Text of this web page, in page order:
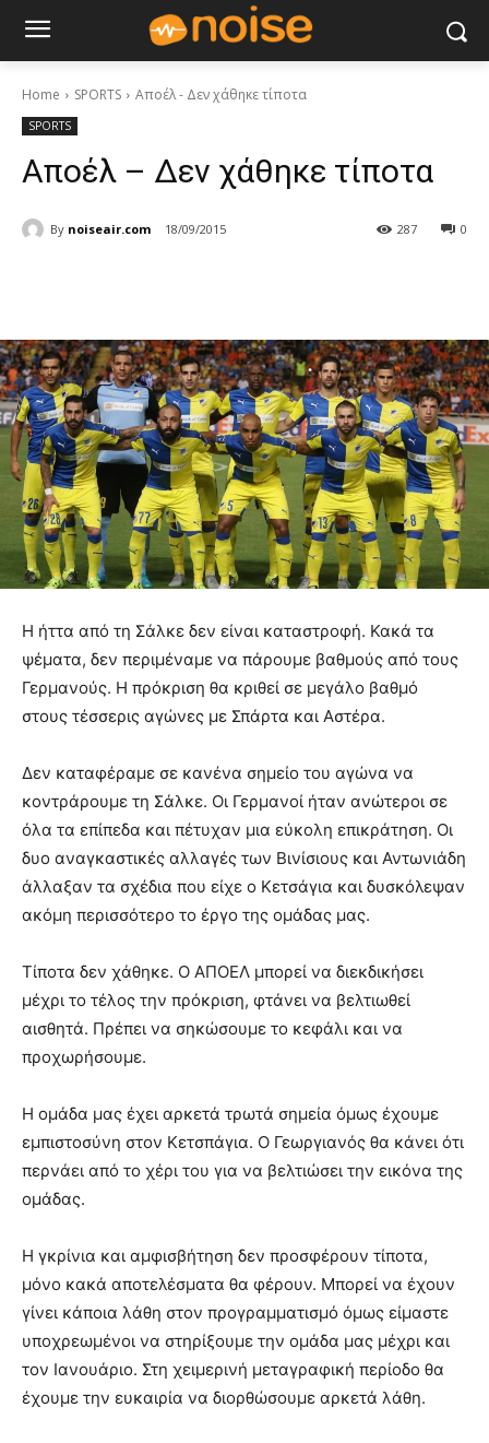
Home SPORTS Αποέλ - Δεν χάθηκε τίποτα
SPORTS
Αποέλ – Δεν χάθηκε τίποτα
By noiseair.com 18/09/2015 0
287
Η ήττα από τη Σάλκε δεν είναι καταστροφή. Κακά τα
ψέματα, δεν περιμέναμε να πάρουμε βαθμούς από τους
Γερμανούς. Η πρόκριση θα κριθεί σε μεγάλο βαθμό
στους τέσσερις αγώνες με Σπάρτα και Αστέρα.
Δεν καταφέραμε σε κανένα σημείο του αγώνα να
κοντράρουμε τη Σάλκε. Οι Γερμανοί ήταν ανώτεροι σε
όλα τα επίπεδα και πέτυχαν μια εύκολη επικράτηση. Οι
δυο αναγκαστικές αλλαγές των Βινίσιους και Αντωνιάδη
άλλαξαν τα σχέδια που είχε ο Κετσάγια και δυσκόλεψαν
ακόμη περισσότερο το έργο της ομάδας μας.
Τίποτα δεν χάθηκε. Ο ΑΠΟΕΛ μπορεί να διεκδικήσει
μέχρι το τέλος την πρόκριση, φτάνει να βελτιωθεί
αισθητά. Πρέπει να σηκώσουμε το κεφάλι και να
προχωρήσουμε.
Η ομάδα μας έχει αρκετά τρωτά σημεία όμως έχουμε
εμπιστοσύνη στον Κετσπάγια. Ο Γεωργιανός θα κάνει ότι
περνάει από το χέρι του για να βελτιώσει την εικόνα της
ομάδας.
Η γκρίνια και αμφισβήτηση δεν προσφέρουν τίποτα,
μόνο κακά αποτελέσματα θα φέρουν. Μπορεί να έχουν
γίνει κάποια λάθη στον προγραμματισμό όμως είμαστε
υποχρεωμένοι να στηρίξουμε την ομάδα μας μέχρι και
τον Ιανουάριο. Στη χειμερινή μεταγραφική περίοδο θα
έχουμε την ευκαιρία να διορθώσουμε αρκετά λάθη.